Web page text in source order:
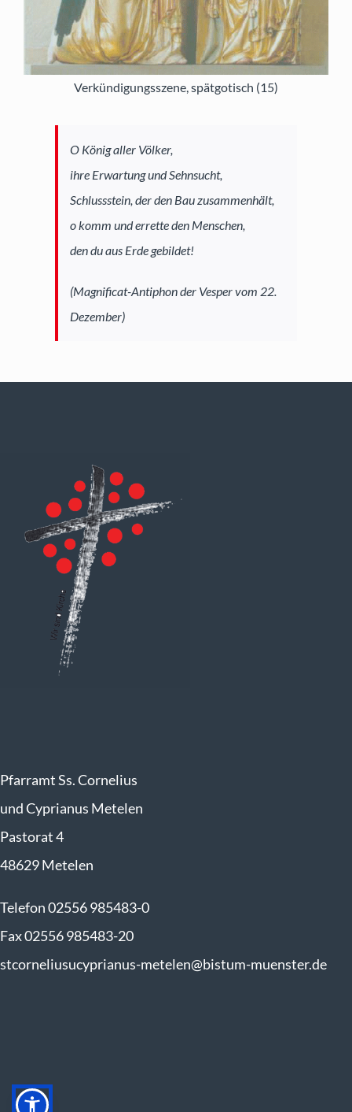
Verkündigungsszene, spätgotisch (15)
O König aller Völker,
ihre Erwartung und Sehnsucht,
Schlussstein, der den Bau zusammenhält,
o komm und errette den Menschen,
den du aus Erde gebildet!
(Magnificat-Antiphon der Vesper vom 22.
Dezember)
Pfarramt Ss. Cornelius
und Cyprianus Metelen
Pastorat 4
48629 Metelen
Telefon 02556 985483-0
Fax 02556 985483-20
stcorneliusucyprianus-metelen@bistum-muenster.de